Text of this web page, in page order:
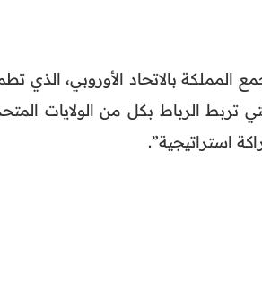
المملكة بالاتحاد الأوروبي، الذي
تربط الرباط بكل من الولايات
استراتيجية”.